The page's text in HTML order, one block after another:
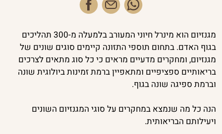
מגנזיום הוא מינרל חיוני המעורב בלמעלה מ-300 תהליכים
בגוף האדם. בתחום תוספי התזונה קיימים סוגים שונים של
מגנזיום, ומחקרים מדעיים מראים כי כל סוג מתאים לצרכים
בריאותיים ספציפיים ומתאפיין ברמת זמינות ביולוגית שונה
וברמת ספיגה שונה בגוף.
הנה כל מה שנמצא במחקרים על סוגי המגנזיום השונים
ויעילותם הבריאותית.